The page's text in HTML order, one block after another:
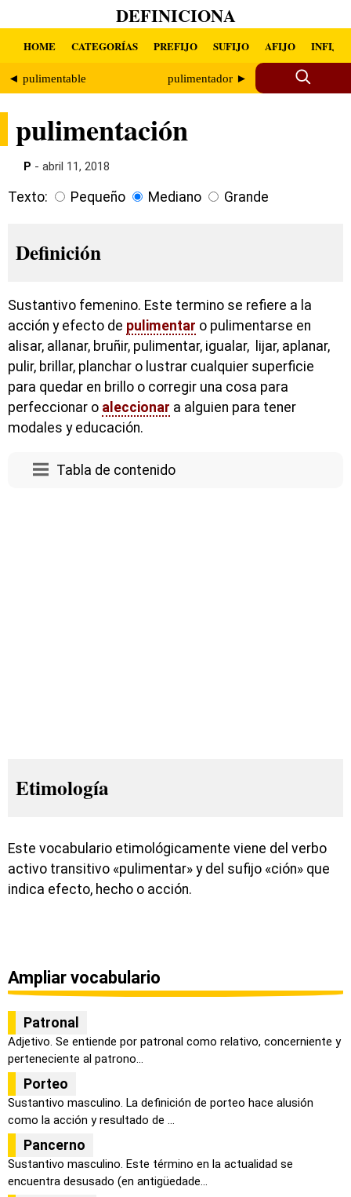
DEFINICIONA
HOME CATEGORÍAS PREFIJO SUFIJO AFIJO INFIJO
◄ pulimentable pulimentador ►
pulimentación
P - abril 11, 2018
Texto: Pequeño Mediano Grande
Definición
Sustantivo femenino. Este termino se refiere a la
acción y efecto de pulimentar o pulimentarse en
alisar, allanar, bruñir, pulimentar, igualar, lijar, aplanar,
pulir, brillar, planchar o lustrar cualquier superficie
para quedar en brillo o corregir una cosa para
perfeccionar o aleccionar a alguien para tener
modales y educación.
Tabla de contenido
Etimología
Este vocabulario etimológicamente viene del verbo
activo transitivo «pulimentar» y del sufijo «ción» que
indica efecto, hecho o acción.
Ampliar vocabulario
Patronal
Adjetivo. Se entiende por patronal como relativo, concerniente y
perteneciente al patrono...
Porteo
Sustantivo masculino. La definición de porteo hace alusión
como la acción y resultado de ...
Pancerno
Sustantivo masculino. Este término en la actualidad se
encuentra desusado (en antigüedade...